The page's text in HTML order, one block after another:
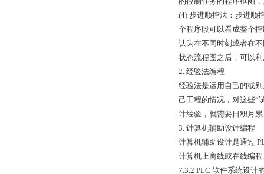
(4) 步进顺控法：步进顺
个程序段可以看成整个
认为在不同时刻或者在
状态流程图之后，可以
2. 经验法编程
经验法是运用自己的或
己工程的情况，对这些“
计经验，就需要日积月
3. 计算机辅助设计编程
计算机辅助设计是通过
计算机上离线或在线编
7.3.2 PLC 软件系统设计